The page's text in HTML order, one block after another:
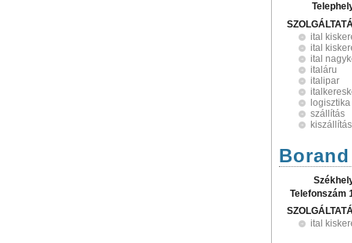
ital
ital
ital
italáru
italipar
logisztika
szállítás
kiszállítás
Telefonszám
ital